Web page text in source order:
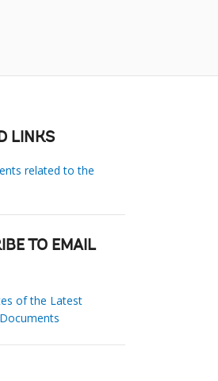
LINKS
related to the
TO EMAIL
of the Latest